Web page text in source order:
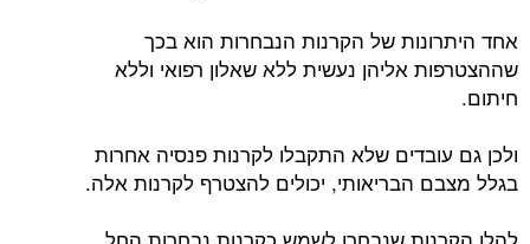
אחד היתרונות של הקרנות הנבחרות הוא בכך
שההצטרפות אליהן נעשית ללא שאלון רפואי וללא
חיתום.
ולכן גם עובדים שלא התקבלו לקרנות פנסיה אחרות
בגלל מצבם הבריאותי, יכולים להצטרף לקרנות אלה.